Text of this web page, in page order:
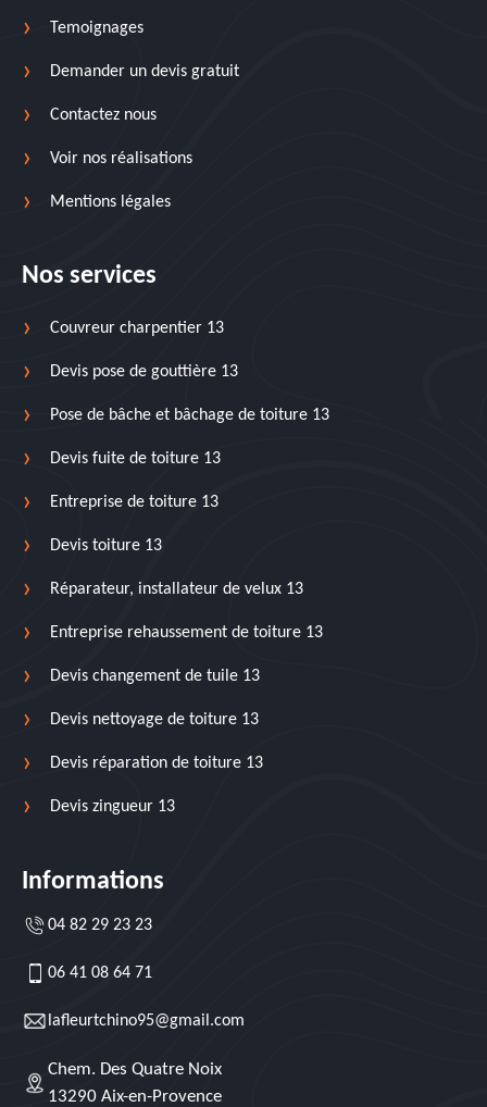
Temoignages
Demander un devis gratuit
Contactez nous
Voir nos réalisations
Mentions légales
Nos services
Couvreur charpentier 13
Devis pose de gouttière 13
Pose de bâche et bâchage de toiture 13
Devis fuite de toiture 13
Entreprise de toiture 13
Devis toiture 13
Réparateur, installateur de velux 13
Entreprise rehaussement de toiture 13
Devis changement de tuile 13
Devis nettoyage de toiture 13
Devis réparation de toiture 13
Devis zingueur 13
Informations
04 82 29 23 23
06 41 08 64 71
lafleurtchino95@gmail.com
Chem. Des Quatre Noix
13290 Aix-en-Provence